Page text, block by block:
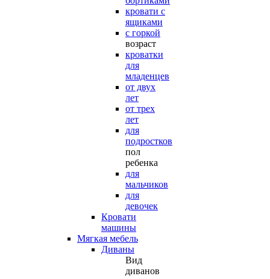
кровати с
ящиками
с горкой
возраст
кроватки
для
младенцев
от двух
лет
от трех
лет
для
подростков
пол
ребенка
для
мальчиков
для
девочек
Кровати
машины
Мягкая мебель
Диваны
Вид
диванов